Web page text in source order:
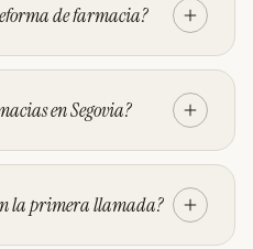
de farmacia?
en Segovia?
la primera llamada?